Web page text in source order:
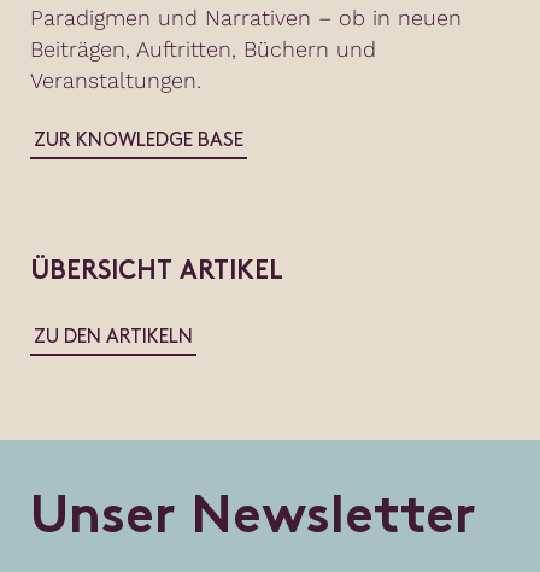
Paradigmen und Narrativen – ob in neuen
Beiträgen, Auftritten, Büchern und
Veranstaltungen.
ZUR KNOWLEDGE BASE
ÜBERSICHT ARTIKEL
ZU DEN ARTIKELN
Unser Newsletter